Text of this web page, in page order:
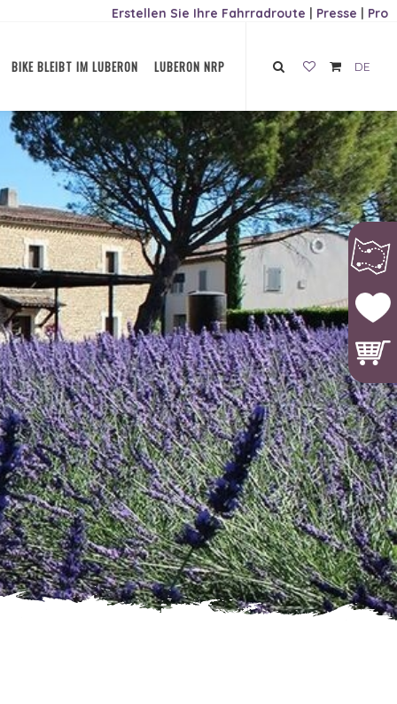
Erstellen Sie Ihre Fahrradroute | Presse | Pro
BIKE BLEIBT IM LUBERON LUBERON NRP DE